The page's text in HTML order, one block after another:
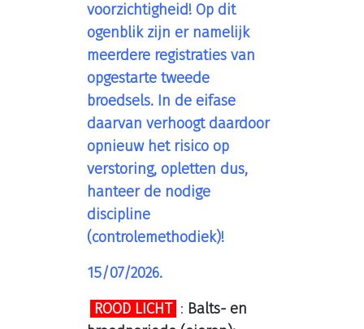
voorzichtigheid! Op dit
ogenblik zijn er namelijk
meerdere registraties van
opgestarte tweede
broedsels. In de eifase
daarvan verhoogt daardoor
opnieuw het risico op
verstoring, opletten dus,
hanteer de nodige
discipline
(controlemethodiek)!
15/07/2026.
ROOD LICHT : Balts- en